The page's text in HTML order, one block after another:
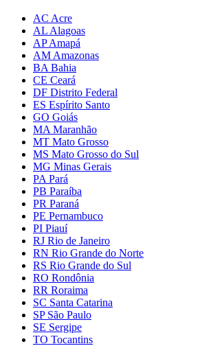
AC Acre
AL Alagoas
AP Amapá
AM Amazonas
BA Bahia
CE Ceará
DF Distrito Federal
ES Espírito Santo
GO Goiás
MA Maranhão
MT Mato Grosso
MS Mato Grosso do Sul
MG Minas Gerais
PA Pará
PB Paraíba
PR Paraná
PE Pernambuco
PI Piauí
RJ Rio de Janeiro
RN Rio Grande do Norte
RS Rio Grande do Sul
RO Rondônia
RR Roraima
SC Santa Catarina
SP São Paulo
SE Sergipe
TO Tocantins